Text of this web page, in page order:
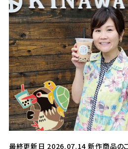
最終更新日 2026.07.14 新作商品の